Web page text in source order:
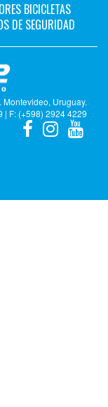
BICICLETAS
DE SEGURIDAD
Uruguay.
| F: (+598) 2924 4229